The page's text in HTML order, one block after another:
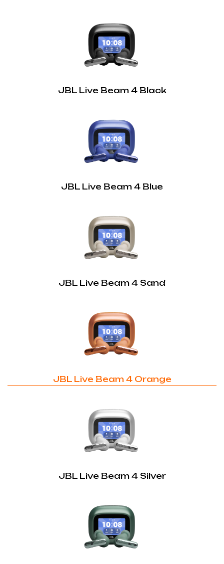
JBL Live Beam 4 Black
JBL Live Beam 4 Blue
JBL Live Beam 4 Sand
JBL Live Beam 4 Orange
JBL Live Beam 4 Silver